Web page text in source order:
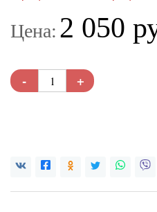
Цена: 2 050
- +